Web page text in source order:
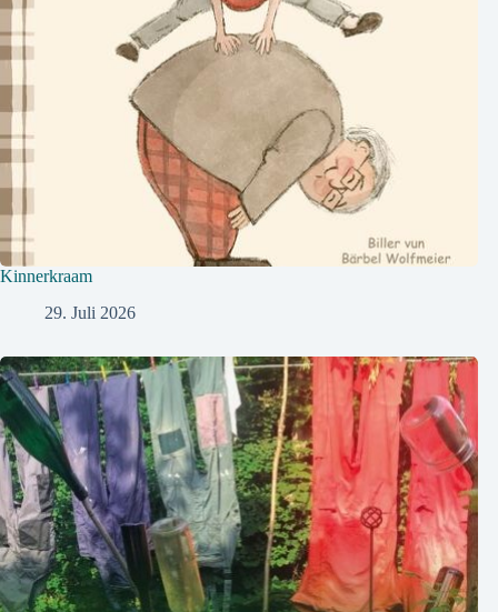
Kinnerkraam
29. Juli 2026